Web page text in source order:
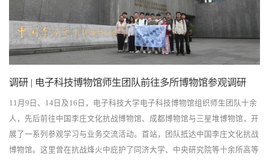
调研 | 电子科技博物馆师生团队前往多所博物馆参观调研
11月9日、14日及16日，电子科技大学电子科技博物馆组织师生团队十余
人，先后前往中国李庄文化抗战博物馆、成都博物馆与三星堆博物馆，开
展了一系列参观学习与业务交流活动。首站，团队抵达中国李庄文化抗战
博物馆。这里曾在抗战烽火中庇护了同济大学、中央研究院等十余所高等